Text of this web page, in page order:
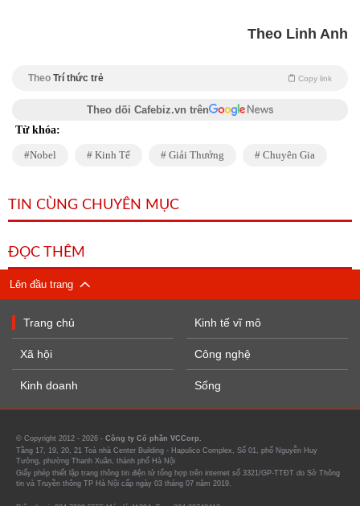
Theo Linh Anh
Theo Trí thức trẻ Copy link
Theo dõi Cafebiz.vn trên
Từ khóa:
Nobel Kinh Tế Giải Thưởng Chuyên Gia
TIN CÙNG CHUYÊN MỤC
ĐỌC THÊM
Lên đầu trang
Trang chủ
Xã hội
Kinh doanh
Kinh tế vĩ mô
Công nghệ
Sống
© Copyright 2012 - 2026 - Công ty Cổ phần VCCorp.
Tầng 17, 19, 20, 21 Toà nhà Center Building - Hapulico Complex, Số 01, phố Nguyễn Huy
Tưởng, phường Thanh Xuân, thành phố Hà Nội
Giấy phép thiết lập trang thông tin điện tử tổng hợp trên internet số 3321/GP-TTĐT do Sở Thông
tin và Truyền thông TP Hà Nội cấp ngày 03 tháng 07 năm 2019.